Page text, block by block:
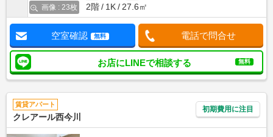
画像 : 23枚
2階
1K 27.6㎡
空室確認 無料 電話で問合せ
お店にLINEで相談する 無料
賃貸アパート
クレアール西今川
初期費用に注目